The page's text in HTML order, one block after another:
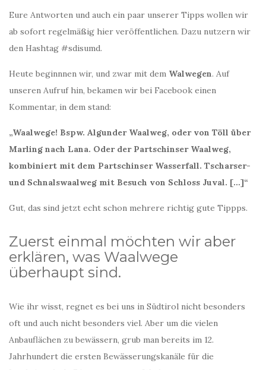
Eure Antworten und auch ein paar unserer Tipps wollen wir
ab sofort regelmäßig hier veröffentlichen. Dazu nutzern wir
den Hashtag #sdisumd.
Heute beginnnen wir, und zwar mit dem Walwegen. Auf
unseren Aufruf hin, bekamen wir bei Facebook einen
Kommentar, in dem stand:
„Waalwege! Bspw. Algunder Waalweg, oder von Töll über
Marling nach Lana. Oder der Partschinser Waalweg,
kombiniert mit dem Partschinser Wasserfall. Tscharser-
und Schnalswaalweg mit Besuch von Schloss Juval. […]“
Gut, das sind jetzt echt schon mehrere richtig gute Tippps.
Zuerst einmal möchten wir aber
erklären, was Waalwege
überhaupt sind.
Wie ihr wisst, regnet es bei uns in Südtirol nicht besonders
oft und auch nicht besonders viel. Aber um die vielen
Anbauflächen zu bewässern, grub man bereits im 12.
Jahrhundert die ersten Bewässerungskanäle für die